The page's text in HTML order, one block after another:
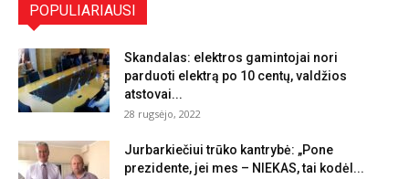
POPULIARIAUSI
Skandalas: elektros gamintojai nori
parduoti elektrą po 10 centų, valdžios
atstovai...
28 rugsėjo, 2022
Jurbarkiečiui trūko kantrybė: „Pone
prezidente, jei mes – NIEKAS, tai kodėl...